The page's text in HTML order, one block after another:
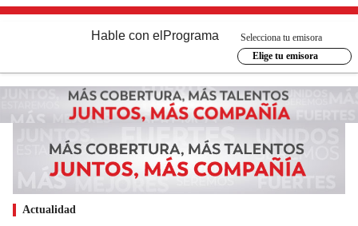
Hable con el Programa
Selecciona tu emisora
Elige tu emisora
Actualidad